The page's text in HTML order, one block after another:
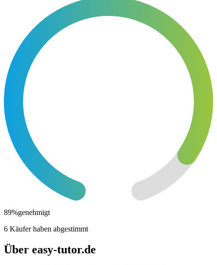
89%genehmigt
6 Käufer haben abgestimmt
Über easy-tutor.de